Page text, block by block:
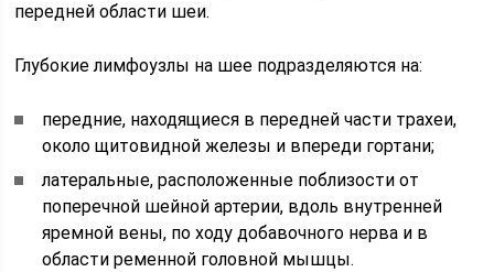
передней области шеи.
Глубокие лимфоузлы на шее подразделяются на:
передние, находящиеся в передней части трахеи,
около щитовидной железы и впереди гортани;
латеральные, расположенные поблизости от
поперечной шейной артерии, вдоль внутренней
яремной вены, по ходу добавочного нерва и в
области ременной головной мышцы.